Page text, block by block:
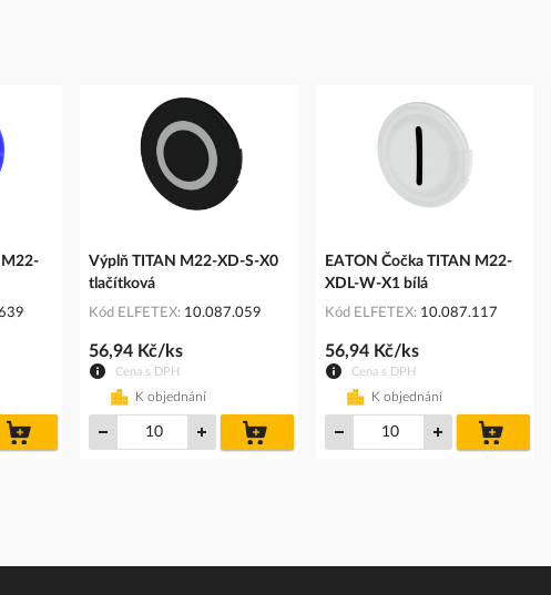
M22-
košíku
Výplň TITAN M22-XD-S-X0
tlačítková
Kód ELFETEX 10.087.059
Cena s DPH
56,94 Kč/ks
K objednání
košíku
EATON Čočka TITAN M22-
XDL-W-X1 bílá
Kód ELFETEX 10.087.117
Cena s DPH
56,94 Kč/ks
K objednání
košíku